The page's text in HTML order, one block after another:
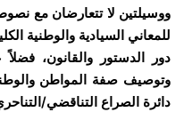
ووسيلتين لا تتعارضان مع
للمعاني السيادية والوطنية
دور الدستور والقانون،
وتوصيف صفة المواطن
دائرة الصراع التناقضي/